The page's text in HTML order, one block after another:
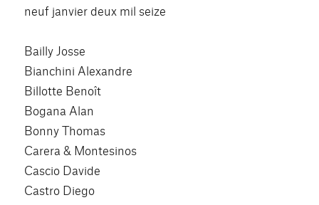
neuf janvier deux mil seize
Bailly Josse
Bianchini Alexandre
Billotte Benoît
Bogana Alan
Bonny Thomas
Carera & Montesinos
Cascio Davide
Castro Diego